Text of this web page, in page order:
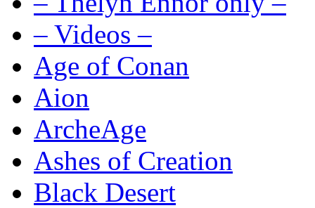
– Videos –
Age of Conan
Aion
ArcheAge
Ashes of Creation
Black Desert